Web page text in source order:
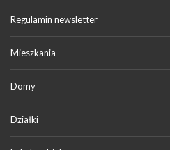
Regulamin newsletter
Mieszkania
Domy
Działki